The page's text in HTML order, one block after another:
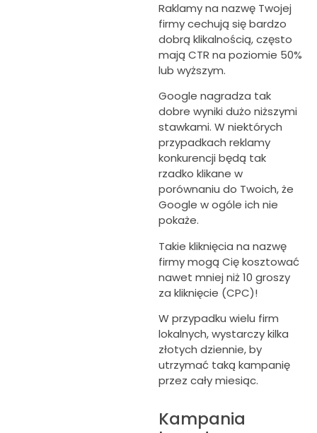
Raklamy na nazwę Twojej
firmy cechują się bardzo
dobrą klikalnością, często
mają CTR na poziomie 50%
lub wyższym.
Google nagradza tak
dobre wyniki dużo niższymi
stawkami. W niektórych
przypadkach reklamy
konkurencji będą tak
rzadko klikane w
porównaniu do Twoich, że
Google w ogóle ich nie
pokaże.
Takie kliknięcia na nazwę
firmy mogą Cię kosztować
nawet mniej niż 10 groszy
za kliknięcie (CPC)!
W przypadku wielu firm
lokalnych, wystarczy kilka
złotych dziennie, by
utrzymać taką kampanię
przez cały miesiąc.
Kampania